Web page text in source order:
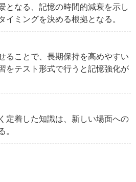
となる、記憶の時間的減衰を示し
イミングを決める根拠となる。
ることで、長期保持を高めやすい
をテスト形式で行うと記憶強化が
定着した知識は、新しい場面への
。